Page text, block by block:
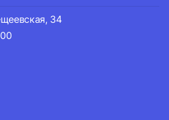
34